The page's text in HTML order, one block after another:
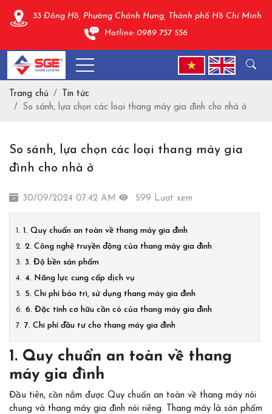
33 Đông Hồ, Phường Chánh Hưng, Thành phố Hồ Chí Minh
Hotline: 0989 757 556
Trang chủ
Tin tức
So sánh, lựa chọn các loại thang máy gia đình cho nhà ở
So sánh, lựa chọn các loại thang máy gia
đình cho nhà ở
30/09/2024 07:42 AM 599 Lượt xem
1. Quy chuẩn an toàn về thang máy gia đình
2. Công nghệ truyền động của thang máy gia đình
3. Độ bền sản phẩm
4. Năng lực cung cấp dịch vụ
5. Chi phí bảo trì, sử dụng thang máy gia đình
6. Đặc tính cơ hữu cần có của thang máy gia đình
7. Chi phí đầu tư cho thang máy gia đình
1. Quy chuẩn an toàn về thang
máy gia đình
Đầu tiên, cần nắm được Quy chuẩn an toàn về thang máy nói
chung và thang máy gia đình nói riêng. Thang máy là sản phẩm